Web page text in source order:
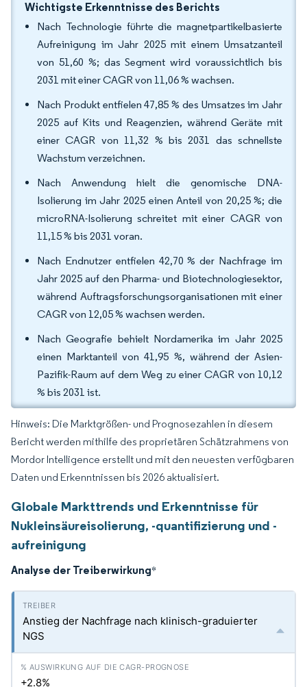
Wichtigste Erkenntnisse des Berichts
Nach Technologie führte die magnetpartikelbasierte
Aufreinigung im Jahr 2025 mit einem Umsatzanteil
von 51,60 %; das Segment wird voraussichtlich bis
2031 mit einer CAGR von 11,06 % wachsen.
Nach Produkt entfielen 47,85 % des Umsatzes im Jahr
2025 auf Kits und Reagenzien, während Geräte mit
einer CAGR von 11,32 % bis 2031 das schnellste
Wachstum verzeichnen.
Nach Anwendung hielt die genomische DNA-
Isolierung im Jahr 2025 einen Anteil von 20,25 %; die
microRNA-Isolierung schreitet mit einer CAGR von
11,15 % bis 2031 voran.
Nach Endnutzer entfielen 42,70 % der Nachfrage im
Jahr 2025 auf den Pharma- und Biotechnologiesektor,
während Auftragsforschungsorganisationen mit einer
CAGR von 12,05 % wachsen werden.
Nach Geografie behielt Nordamerika im Jahr 2025
einen Marktanteil von 41,95 %, während der Asien-
Pazifik-Raum auf dem Weg zu einer CAGR von 10,12
% bis 2031 ist.
Hinweis: Die Marktgrößen- und Prognosezahlen in diesem
Bericht werden mithilfe des proprietären Schätzrahmens von
Mordor Intelligence erstellt und mit den neuesten verfügbaren
Daten und Erkenntnissen bis 2026 aktualisiert.
Globale Markttrends und Erkenntnisse für
Nukleinsäureisolierung, -quantifizierung und -
aufreinigung
Analyse der Treiberwirkung*
Anstieg der Nachfrage nach klinisch-graduierter
NGS
+2.8%